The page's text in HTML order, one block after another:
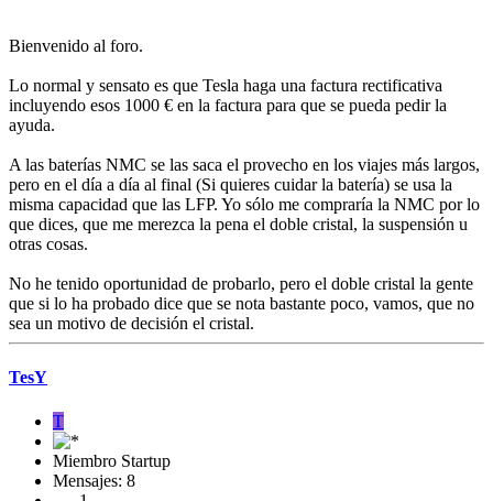
Bienvenido al foro.
Lo normal y sensato es que Tesla haga una factura rectificativa
incluyendo esos 1000 € en la factura para que se pueda pedir la
ayuda.
A las baterías NMC se las saca el provecho en los viajes más largos,
pero en el día a día al final (Si quieres cuidar la batería) se usa la
misma capacidad que las LFP. Yo sólo me compraría la NMC por lo
que dices, que me merezca la pena el doble cristal, la suspensión u
otras cosas.
No he tenido oportunidad de probarlo, pero el doble cristal la gente
que si lo ha probado dice que se nota bastante poco, vamos, que no
sea un motivo de decisión el cristal.
TesY
T
Miembro Startup
Mensajes: 8